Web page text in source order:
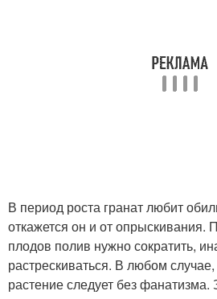
В период роста гранат любит
откажется он и от опрыскивания.
плодов полив нужно сократить,
растрескиваться. В любом
растение следует без фанатизма.